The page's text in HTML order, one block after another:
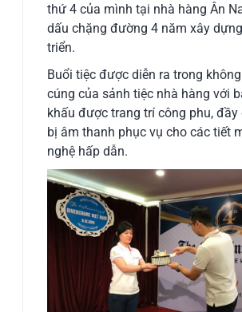
thứ 4 của mình tại nhà hàng Ân
dấu chặng đường 4 năm xây
triển.
Buổi tiệc được diễn ra trong
cúng của sảnh tiệc nhà hàng với
khấu được trang trí công phu,
bị âm thanh phục vụ cho các tiết
nghệ hấp dẫn.